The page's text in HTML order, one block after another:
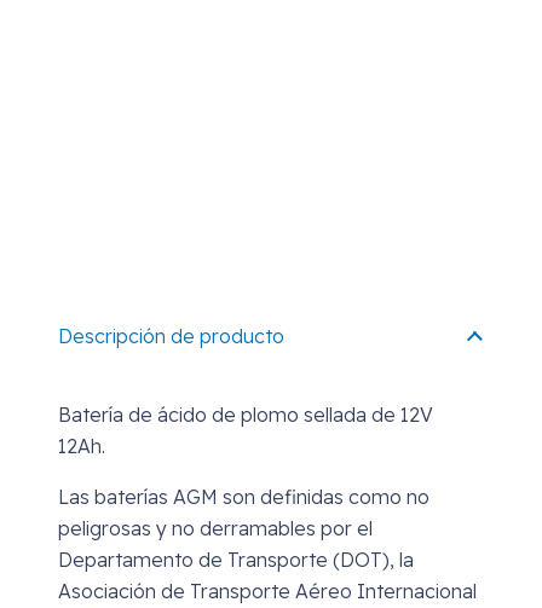
Descripción de producto
Batería de ácido de plomo sellada de 12V
12Ah.
Las baterías AGM son definidas como no
peligrosas y no derramables por el
Departamento de Transporte (DOT), la
Asociación de Transporte Aéreo Internacional